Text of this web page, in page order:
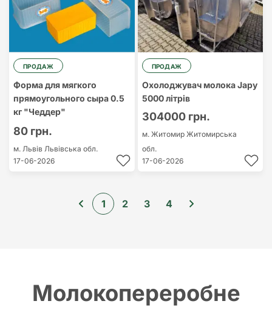
ПРОДАЖ
Форма для мягкого
прямоугольного сыра 0.5
кг "Чеддер"
80 грн.
м. Львів Львівська обл.
17-06-2026
ПРОДАЖ
Охолоджувач молока Japy
5000 літрів
304000 грн.
м. Житомир Житомирська
обл.
17-06-2026
1 2 3 4
Молокопереробне